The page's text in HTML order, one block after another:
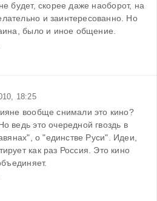
будет, скорее даже наоборот, на
и заинтересованно. Но
было и иное общение.
18:25
вообще снимали это кино?
ведь это очередной гвоздь в
о "единстве Руси". Идеи,
как раз Россия. Это кино